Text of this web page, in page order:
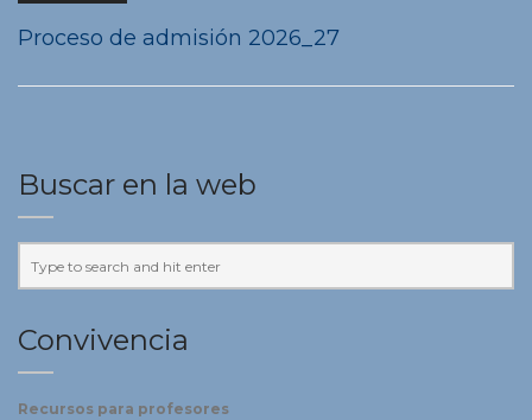
Proceso de admisión 2026_27
Buscar en la web
Convivencia
Recursos para profesores